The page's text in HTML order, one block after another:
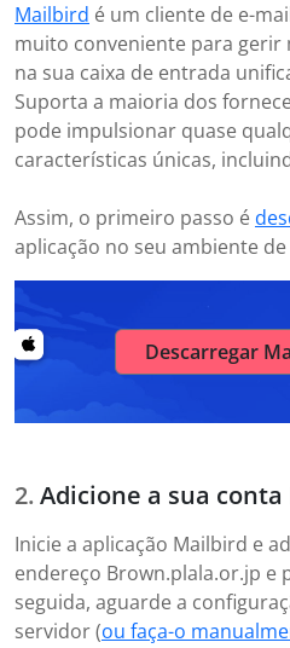
Mailbird é um cliente de e-
muito conveniente para gerir
na sua caixa de entrada
Suporta a maioria dos
pode impulsionar quase
características únicas,
Assim, o primeiro passo é
aplicação no seu ambiente
Descarregar
Adicione a sua
Inicie a aplicação Mailbird e
endereço Brown.plala.or.jp e
seguida, aguarde a
servidor (ou faça-o